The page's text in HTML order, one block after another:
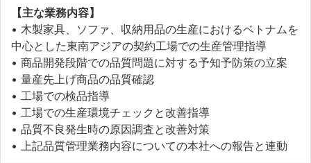
【主な業務内容】
• 木製家具、ソファ、収納用品の生産におけるベトナムを
中心とした東南アジアの契約工場での生産管理指導
• 商品開発段階での品質問題に対する予知予防策の立案
• 量産先上げ商品の品質確認
• 工場での検品指導
• 工場での生産環境チェックと改善指導
• 品質不良発生時の原因調査と改善対策
• 上記品質管理業務内容についての本社への報告と連動